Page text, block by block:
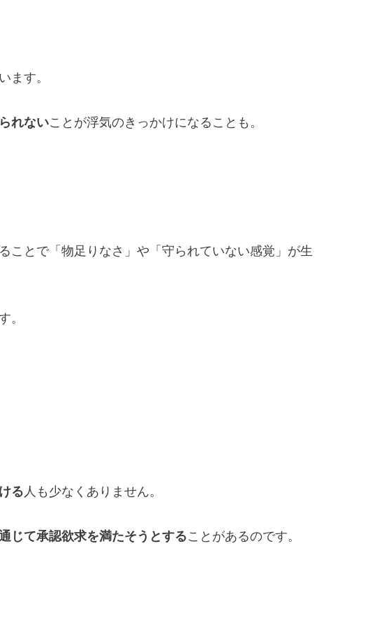
ます。
れないことが浮気のきっかけになることも。
ことで「物足りなさ」や「守られていない感覚」が生
。
る 人も少なくありません。
じて承認欲求を満たそうとすることがあるのです。